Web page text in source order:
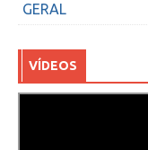
GERAL
VÍDEOS